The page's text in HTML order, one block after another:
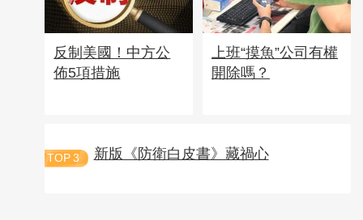
反制美國！中方公
佈5項措施
上班“摸魚”公司有權
開除嗎？
TOP 3 新版《防衛白皮書》藏禍心